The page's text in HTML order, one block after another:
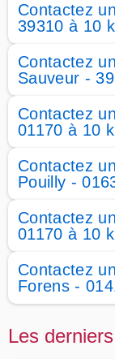
Contactez
39310 à 10
Contactez
Sauveur -
Contactez
01170 à 10
Contactez
Pouilly -
Contactez
01170 à 10
Contactez
Forens -
Les